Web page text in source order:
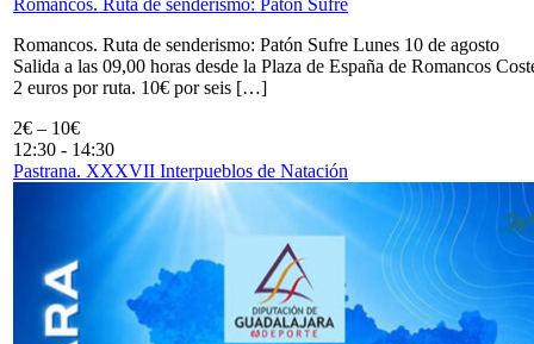
Romancos. Ruta de senderismo: Patón Sufre Lunes 10 de agosto
Salida a las 09,00 horas desde la Plaza de España de Romancos
2 euros por ruta. 10€ por seis […]
2€ – 10€
12:30 - 14:30
Pastrana. XXXVII Interpueblos de Natación